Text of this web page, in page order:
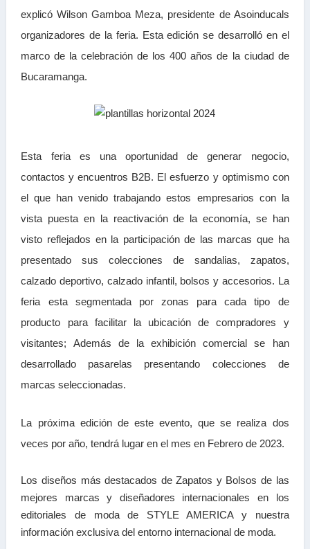
explicó Wilson Gamboa Meza, presidente de Asoinducals
organizadores de la feria. Esta edición se desarrolló en el
marco de la celebración de los 400 años de la ciudad de
Bucaramanga.
Esta feria es una oportunidad de generar negocio,
contactos y encuentros B2B. El esfuerzo y optimismo con
el que han venido trabajando estos empresarios con la
vista puesta en la reactivación de la economía, se han
visto reflejados en la participación de las marcas que ha
presentado sus colecciones de sandalias, zapatos,
calzado deportivo, calzado infantil, bolsos y accesorios. La
feria esta segmentada por zonas para cada tipo de
producto para facilitar la ubicación de compradores y
visitantes; Además de la exhibición comercial se han
desarrollado pasarelas presentando colecciones de
marcas seleccionadas.
La próxima edición de este evento, que se realiza dos
veces por año, tendrá lugar en el mes en Febrero de 2023.
Los diseños más destacados de Zapatos y Bolsos de las
mejores marcas y diseñadores internacionales en los
editoriales de moda de STYLE AMERICA y nuestra
información exclusiva del entorno internacional de moda.